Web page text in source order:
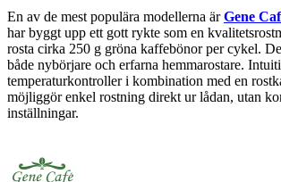
En av de mest populära modellerna ärGene
har byggt upp ett gott rykte som en
rosta cirka 250 g gröna kaffebönor per cykel.
både nybörjare och erfarna hemmarostare.
temperaturkontroller i kombination med en
möjliggör enkel rostning direkt ur lådan, utan
inställningar.